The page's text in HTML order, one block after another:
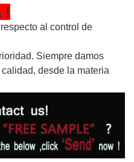
!
al control de
Siempre damos
desde la materia